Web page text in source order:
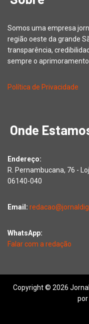
Somos uma empresa
região oeste da grande
transparência,
sempre o aprimoramento
Política de Privacidade
Onde
Endereço:
R. Pernambucana, 76 -
06140-040
Email:
WhatsApp:
Falar com a redação
Copyright © 2026
por